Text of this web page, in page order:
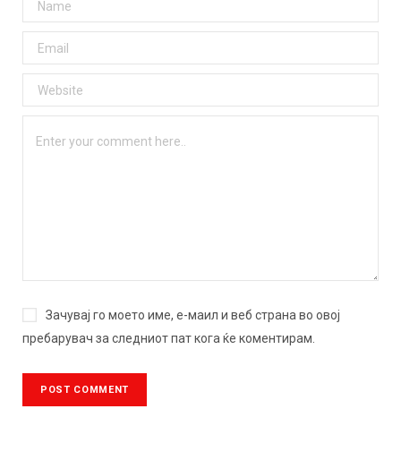
Зачувај го моето име, е-маил и веб страна во овој
пребарувач за следниот пат кога ќе коментирам.